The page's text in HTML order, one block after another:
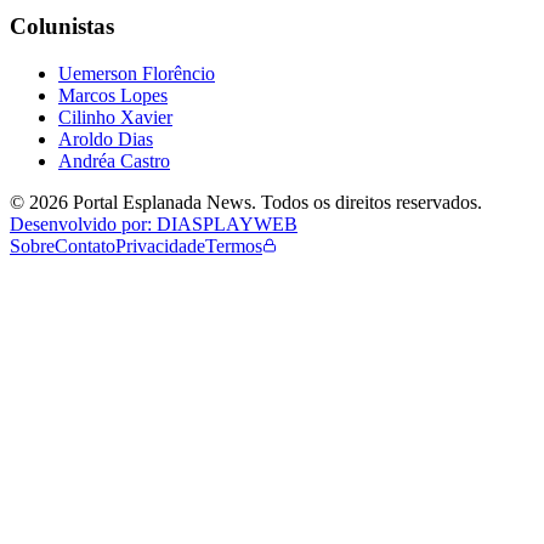
Colunistas
Uemerson Florêncio
Marcos Lopes
Cilinho Xavier
Aroldo Dias
Andréa Castro
© 2026 Portal Esplanada News. Todos os direitos reservados.
Desenvolvido por: DIASPLAYWEB
SobreContatoPrivacidadeTermos